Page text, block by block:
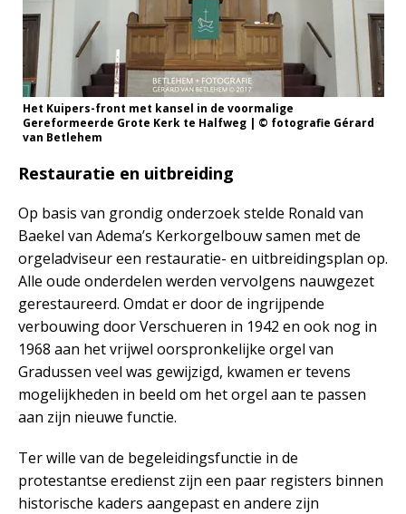
Het Kuipers-front met kansel in de voormalige
Gereformeerde Grote Kerk te Halfweg | © fotografie Gérard
van Betlehem
Restauratie en uitbreiding
Op basis van grondig onderzoek stelde Ronald van
Baekel van Adema’s Kerkorgelbouw samen met de
orgeladviseur een restauratie- en uitbreidingsplan op.
Alle oude onderdelen werden vervolgens nauwgezet
gerestaureerd. Omdat er door de ingrijpende
verbouwing door Verschueren in 1942 en ook nog in
1968 aan het vrijwel oorspronkelijke orgel van
Gradussen veel was gewijzigd, kwamen er tevens
mogelijkheden in beeld om het orgel aan te passen
aan zijn nieuwe functie.
Ter wille van de begeleidingsfunctie in de
protestantse eredienst zijn een paar registers binnen
historische kaders aangepast en andere zijn